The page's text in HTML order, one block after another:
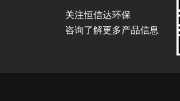
关注恒信达环保
咨询了解更多产品信息